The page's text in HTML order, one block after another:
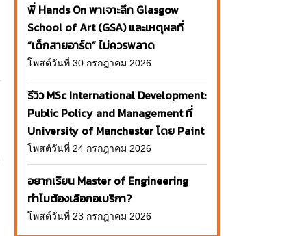
พี่ Hands On พาเจาะลึก Glasgow
School of Art (GSA) และเหตุผลที่
“เด็กสายอาร์ต” ไม่ควรพลาด
โพสต์วันที่ 30 กรกฎาคม 2026
รีวิว MSc International Development:
Public Policy and Management ที่
University of Manchester โดย Paint
โพสต์วันที่ 24 กรกฎาคม 2026
อยากเรียน Master of Engineering
ทำไมต้องเลือกอเมริกา?
โพสต์วันที่ 23 กรกฎาคม 2026